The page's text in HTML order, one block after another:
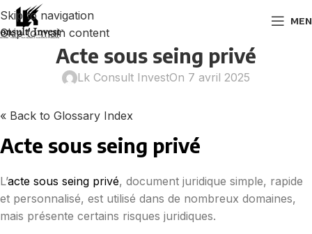
Skip to navigation
Skip to main content
Acte sous seing privé
Lk Consult InvestOn 7 avril 2025
« Back to Glossary Index
Acte sous seing privé
L’acte sous seing privé, document juridique simple, rapide
et personnalisé, est utilisé dans de nombreux domaines,
mais présente certains risques juridiques.